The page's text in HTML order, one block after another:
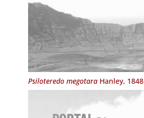
Psiloteredo megotaraHanley, 1848